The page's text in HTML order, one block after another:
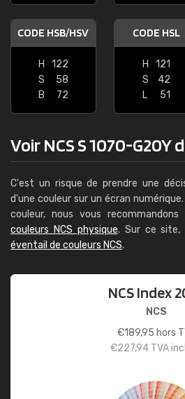
CODE HSB/HSV
H
122
S
58
B
72
CODE HSL
H
121
S
42
L
51
Voir NCS S 1070-G20Y
C'est un risque de prendre une
d'une couleur sur un écran
couleur, nous vous
couleurs NCS physique. Sur ce
éventail de couleurs NCS.
NCS Index
NCS
€189,95 hors
€227,94 TVA